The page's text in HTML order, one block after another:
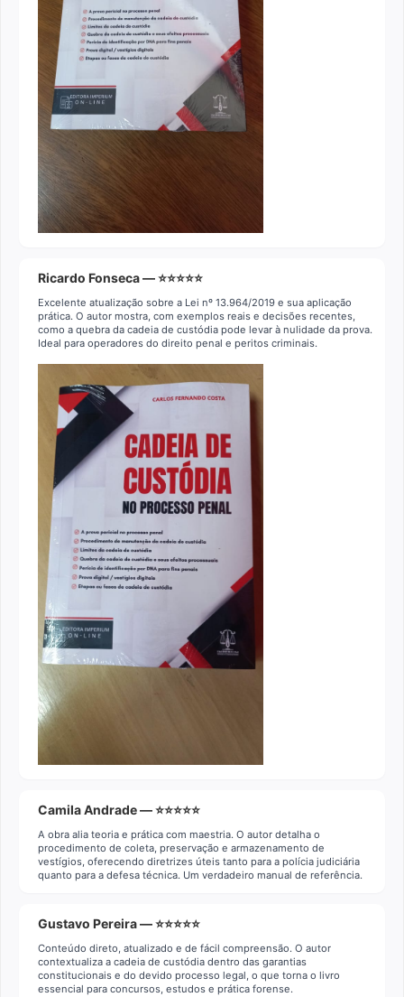
Ricardo Fonseca — ⭐⭐⭐⭐⭐
Excelente atualização sobre a Lei nº 13.964/2019 e sua aplicação
prática. O autor mostra, com exemplos reais e decisões recentes,
como a quebra da cadeia de custódia pode levar à nulidade da prova.
Ideal para operadores do direito penal e peritos criminais.
Camila Andrade — ⭐⭐⭐⭐⭐
A obra alia teoria e prática com maestria. O autor detalha o
procedimento de coleta, preservação e armazenamento de
vestígios, oferecendo diretrizes úteis tanto para a polícia judiciária
quanto para a defesa técnica. Um verdadeiro manual de referência.
Gustavo Pereira — ⭐⭐⭐⭐⭐
Conteúdo direto, atualizado e de fácil compreensão. O autor
contextualiza a cadeia de custódia dentro das garantias
constitucionais e do devido processo legal, o que torna o livro
essencial para concursos, estudos e prática forense.